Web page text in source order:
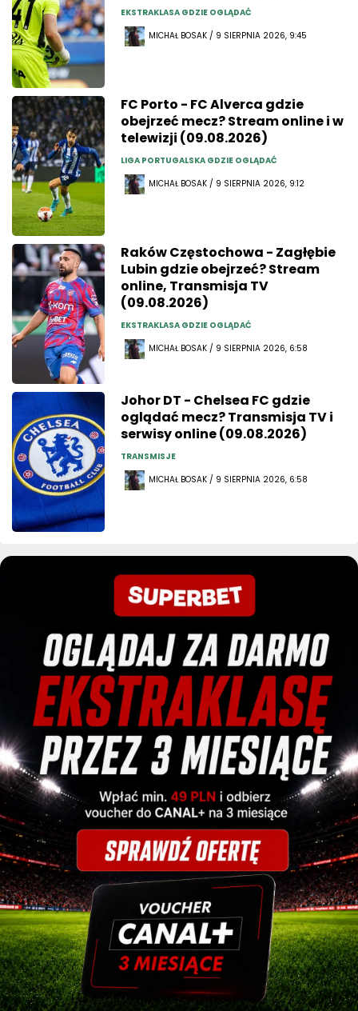
EKSTRAKLASA GDZIE OGLĄDAĆ
MICHAŁ BOSAK / 9 SIERPNIA 2026, 9:45
FC Porto - FC Alverca gdzie
obejrzeć mecz? Stream online i w
telewizji (09.08.2026)
LIGA PORTUGALSKA GDZIE OGLĄDAĆ
MICHAŁ BOSAK / 9 SIERPNIA 2026, 9:12
Raków Częstochowa - Zagłębie
Lubin gdzie obejrzeć? Stream
online, Transmisja TV
(09.08.2026)
EKSTRAKLASA GDZIE OGLĄDAĆ
MICHAŁ BOSAK / 9 SIERPNIA 2026, 6:58
Johor DT - Chelsea FC gdzie
oglądać mecz? Transmisja TV i
serwisy online (09.08.2026)
TRANSMISJE
MICHAŁ BOSAK / 9 SIERPNIA 2026, 6:58